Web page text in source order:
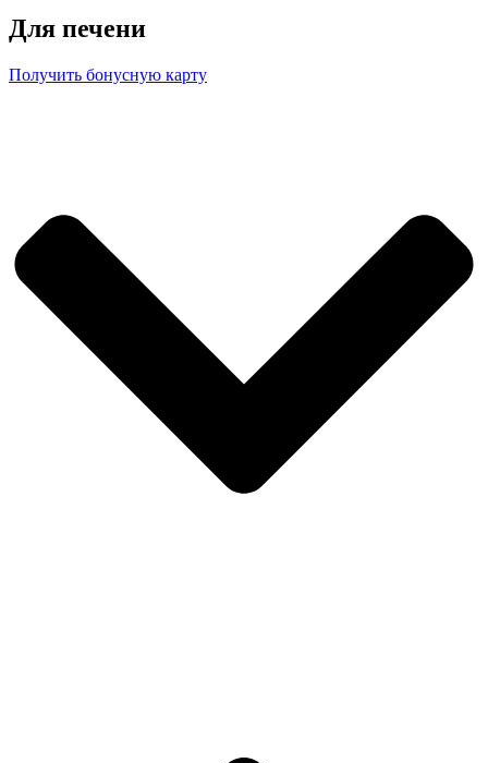
Для печени
Получить бонусную карту